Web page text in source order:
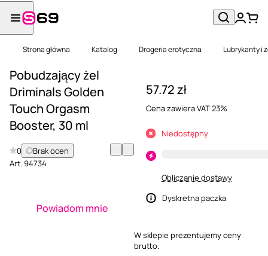
Strona główna Katalog Drogeria erotyczna Lubrykanty i
Pobudzający żel
Driminals Golden
Touch Orgasm
Booster, 30 ml
0
Brak ocen
Art.94734
Powiadom mnie
57.72 zł
Cena zawiera VAT 23%
Niedostępny
Obliczanie dostawy
Dyskretna paczka
W sklepie prezentujemy ceny
brutto.